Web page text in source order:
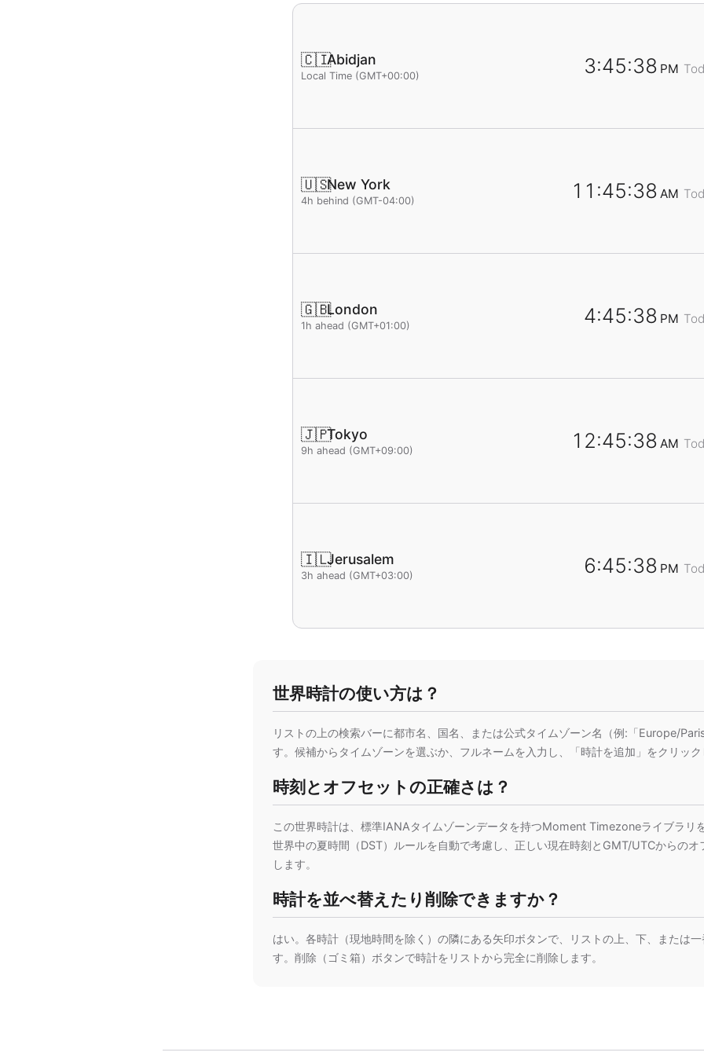
🇨🇮Abidjan
Local Time (GMT+00:00) 3:45:38 PM
🇺🇸New York
4h behind (GMT-04:00) 11:45:38 AM
🇬🇧London
1h ahead (GMT+01:00) 4:45:38 PM
🇯🇵Tokyo
9h ahead (GMT+09:00) 12:45:38 AM
🇮🇱Jerusalem
3h ahead (GMT+03:00) 6:45:38 PM
世界時計の使い方は？
リストの上の検索バーに都市名、国名、または公式タイムゾーン名（例:「Europe/
す。候補からタイムゾーンを選ぶか、フルネームを入力し、「時計を追加」をクリック
時刻とオフセットの正確さは？
この世界時計は、標準IANAタイムゾーンデータを持つMoment Timezoneライブラリを
世界中の夏時間（DST）ルールを自動で考慮し、正しい現在時刻とGMT/UTCからのオ
します。
時計を並べ替えたり削除できますか？
はい。各時計（現地時間を除く）の隣にある矢印ボタンで、リストの上、下、または一
す。削除（ゴミ箱）ボタンで時計をリストから完全に削除します。